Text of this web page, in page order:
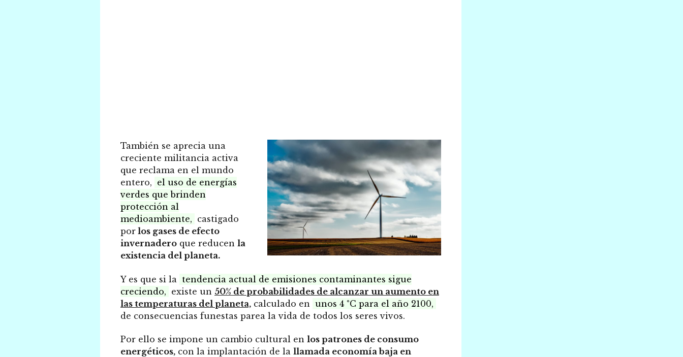
También se aprecia una
creciente militancia activa
que reclama en el mundo
entero, el uso de energías
verdes que brinden
protección al
medioambiente, castigado
por los gases de efecto
invernadero que reducen la
existencia del planeta.
Y es que si la
tendencia actual de emisiones contaminantes sigue
creciendo, existe un 50% de probabilidades de alcanzar un aumento en
las temperaturas del planeta, calculado en unos 4 °C para el año 2100,
de consecuencias funestas parea la vida de todos los seres vivos.
Por ello se impone un cambio cultural en los patrones de consumo
energéticos, con la implantación de la llamada economía baja en